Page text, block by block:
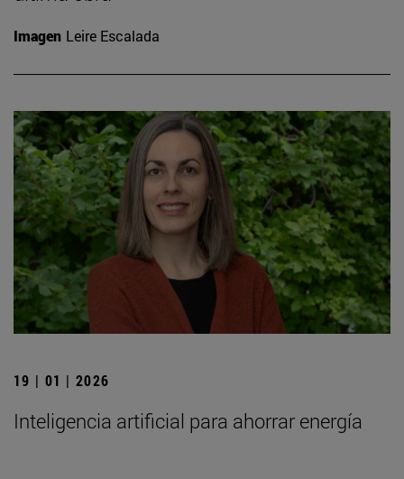
Imagen Leire Escalada
19 | 01 | 2026
Inteligencia artificial para ahorrar energía